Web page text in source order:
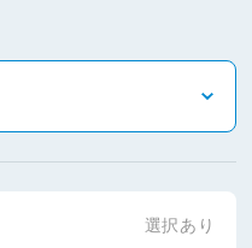
選択あり